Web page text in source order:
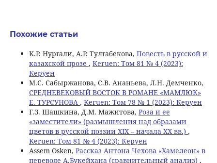
Похожие статьи
K.Р. Нургали, А.Р. Тулгабекова, Повесть в русской и
казахской прозе , Keruen: Том 81 № 4 (2023):
Керуен
M.С. Сабыржанова, С.В. Ананьева, Л.Н. Демченко,
СРЕДНЕВЕКОВЫЙ ВОСТОК В РОМАНЕ «МАМЛЮК»
Е. ТУРСУНОВА , Keruen: Том 78 № 1 (2023): Керуен
Г.З. Шашкина, Д.М. Мажитова, Роза и ее
«заместители» (размышления над образами
цветов в русской поэзии XIX – начала ХХ вв.) ,
Keruen: Том 81 № 4 (2023): Керуен
Assem Osken, Рассказ Антона Чехова «Хамелеон» в
переводе А.Букейхана (сравнительный анализ) ,